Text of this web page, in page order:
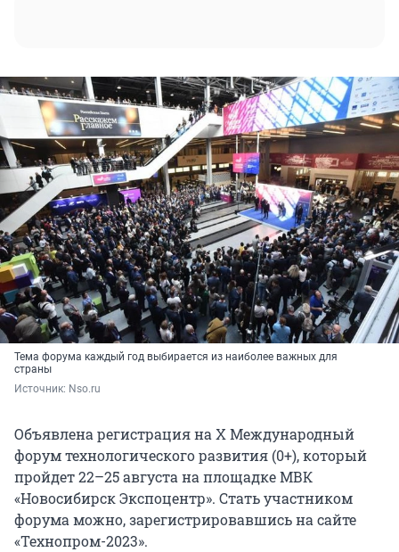
Тема форума каждый год выбирается из наиболее важных для
страны
Источник: Nso.ru
Объявлена регистрация на X Международный
форум технологического развития (0+), который
пройдет 22–25 августа на площадке МВК
«Новосибирск Экспоцентр». Стать участником
форума можно, зарегистрировавшись на сайте
«Технопром-2023».